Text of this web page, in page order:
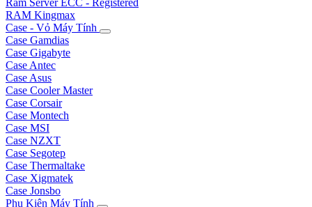
Ram Server ECC - Registered
RAM Kingmax
Case - Vỏ Máy Tính
Case Gamdias
Case Gigabyte
Case Antec
Case Asus
Case Cooler Master
Case Corsair
Case Montech
Case MSI
Case NZXT
Case Segotep
Case Thermaltake
Case Xigmatek
Case Jonsbo
Phụ Kiện Máy Tính